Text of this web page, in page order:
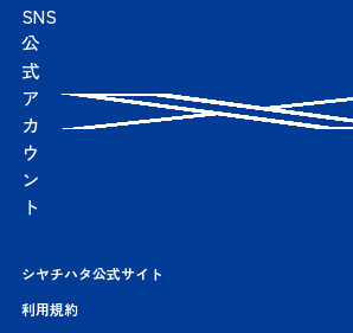
SNS
公
式
ア
カ
ウ
ン
ト
シヤチハタ公式サイト
利用規約